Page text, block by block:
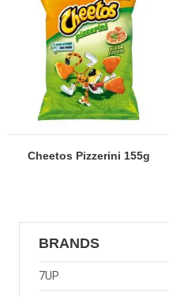
BRANDS
7UP
Cheetos Pizzerini 155g